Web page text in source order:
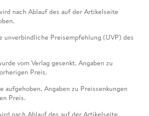
nach Ablauf des auf der Artikelseite
Preisempfehlung (UVP) des
vom Verlag gesenkt. Angaben zu
Preis.
Angaben zu Preissenkungen
Preis.